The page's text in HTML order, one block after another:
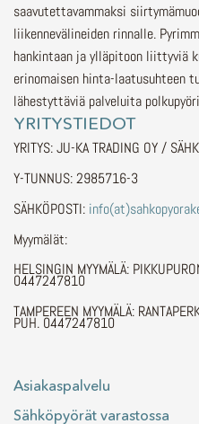
saavutettavammaksi
liikennevälineiden rinnalle.
hankintaan ja ylläpitoon liittyviä
erinomaisen hinta-laatusuhteen
lähestyttäviä palveluita
YRITYSTIEDOT
YRITYS: JU-KA TRADING OY /
Y-TUNNUS: 2985716-3
SÄHKÖPOSTI:
Myymälät:
HELSINGIN MYYMÄLÄ:
0447247810
TAMPEREEN MYYMÄLÄ:
PUH. 0447247810
Asiakaspalvelu
Sähköpyörät varastossa